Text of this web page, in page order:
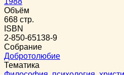
Объём
668 стр.
ISBN
2-850-65138-9
Собрание
Добротолюбие
Тематика